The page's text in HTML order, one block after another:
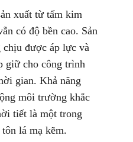
xuất từ tấm kim
có độ bền cao. Sản
chịu được áp lực và
giữ cho công trình
gian. Khả năng
môi trường khắc
tiết là một trong
lá mạ kẽm.